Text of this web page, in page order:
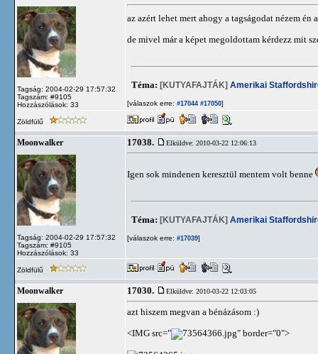
Tagság: 2004-02-29 17:57:32
Tagszám: #9105
Hozzászólások: 33
az azért lehet mert ahogy a tagságodat nézem
de mivel már a képet megoldottam kérdezz mit
Téma: [KUTYAFAJTÁK] Amerikai
[válaszok erre: #17044 #17050]
Zöldfülű
Moonwalker
Tagság: 2004-02-29 17:57:32
Tagszám: #9105
Hozzászólások: 33
17038. Elküldve: 2010-03-22 12:06:13
Igen sok mindenen keresztül mentem volt benne
Téma: [KUTYAFAJTÁK] Amerikai
[válaszok erre: #17039]
Zöldfülű
Moonwalker 17030. Elküldve: 2010-03-22 12:03:05
azt hiszem megvan a bénázásom :)
<IMG src=" " border="0">